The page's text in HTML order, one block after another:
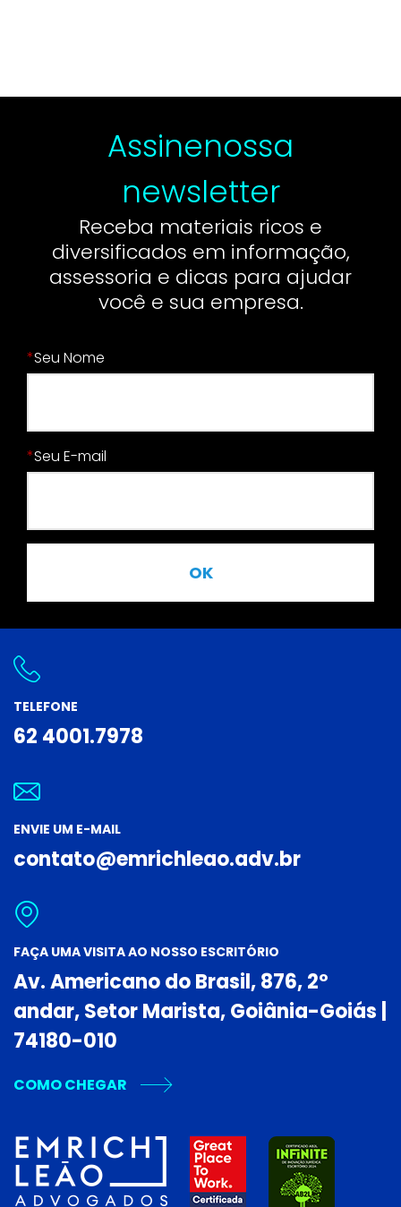
Assinenossa
newsletter
Receba materiais ricos e
diversificados em informação,
assessoria e dicas para ajudar
você e sua empresa.
*Seu Nome
*Seu E-mail
OK
TELEFONE
62 4001.7978
ENVIE UM E-MAIL
contato@emrichleao.adv.br
FAÇA UMA VISITA AO NOSSO ESCRITÓRIO
Av. Americano do Brasil, 876, 2º
andar, Setor Marista, Goiânia-Goiás |
74180-010
COMO CHEGAR